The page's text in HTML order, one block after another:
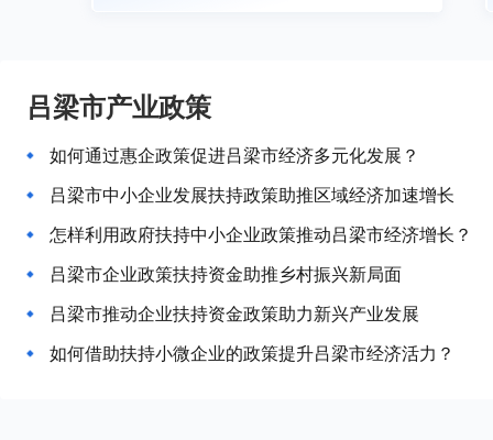
吕梁市产业政策
如何通过惠企政策促进吕梁市经济多元化发展？
吕梁市中小企业发展扶持政策助推区域经济加速增长
怎样利用政府扶持中小企业政策推动吕梁市经济增长？
吕梁市企业政策扶持资金助推乡村振兴新局面
吕梁市推动企业扶持资金政策助力新兴产业发展
如何借助扶持小微企业的政策提升吕梁市经济活力？